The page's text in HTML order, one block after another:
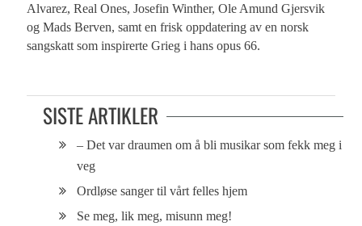
Alvarez, Real Ones, Josefin Winther, Ole Amund Gjersvik
og Mads Berven, samt en frisk oppdatering av en norsk
sangskatt som inspirerte Grieg i hans opus 66.
SISTE ARTIKLER
– Det var draumen om å bli musikar som fekk meg i
veg
Ordløse sanger til vårt felles hjem
Se meg, lik meg, misunn meg!